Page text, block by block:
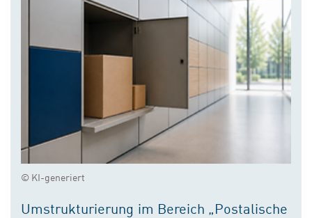
© KI-generiert
Umstrukturierung im Bereich „Postalische